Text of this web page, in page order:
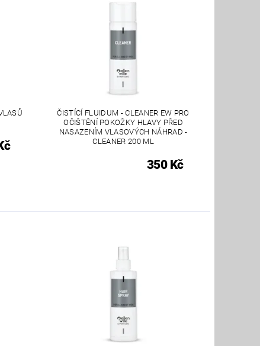
ČISTÍCÍ FLUIDUM - CLEANER EW PRO
OČIŠTĚNÍ POKOŽKY HLAVY PŘED
NASAZENÍM VLASOVÝCH NÁHRAD -
CLEANER 200 ML
350 Kč